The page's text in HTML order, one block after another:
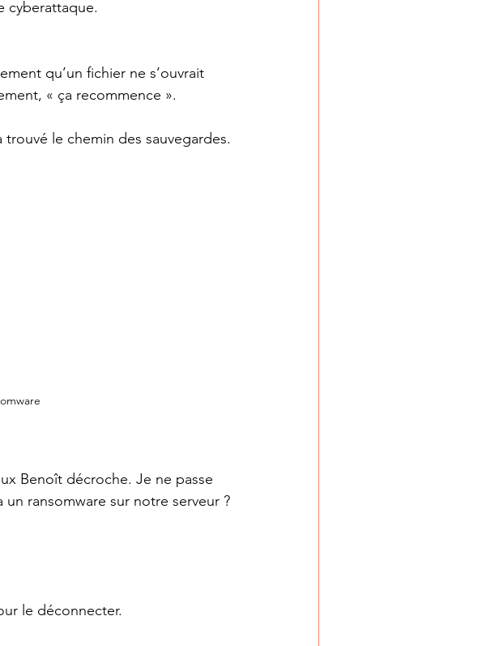
cyberattaque.
qu’un fichier ne s’ouvrait
« ça recommence ».
trouvé le chemin des sauvegardes.
Benoît décroche. Je ne passe
ransomware sur notre serveur ?
le déconnecter.